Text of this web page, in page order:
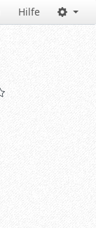
Hilfe